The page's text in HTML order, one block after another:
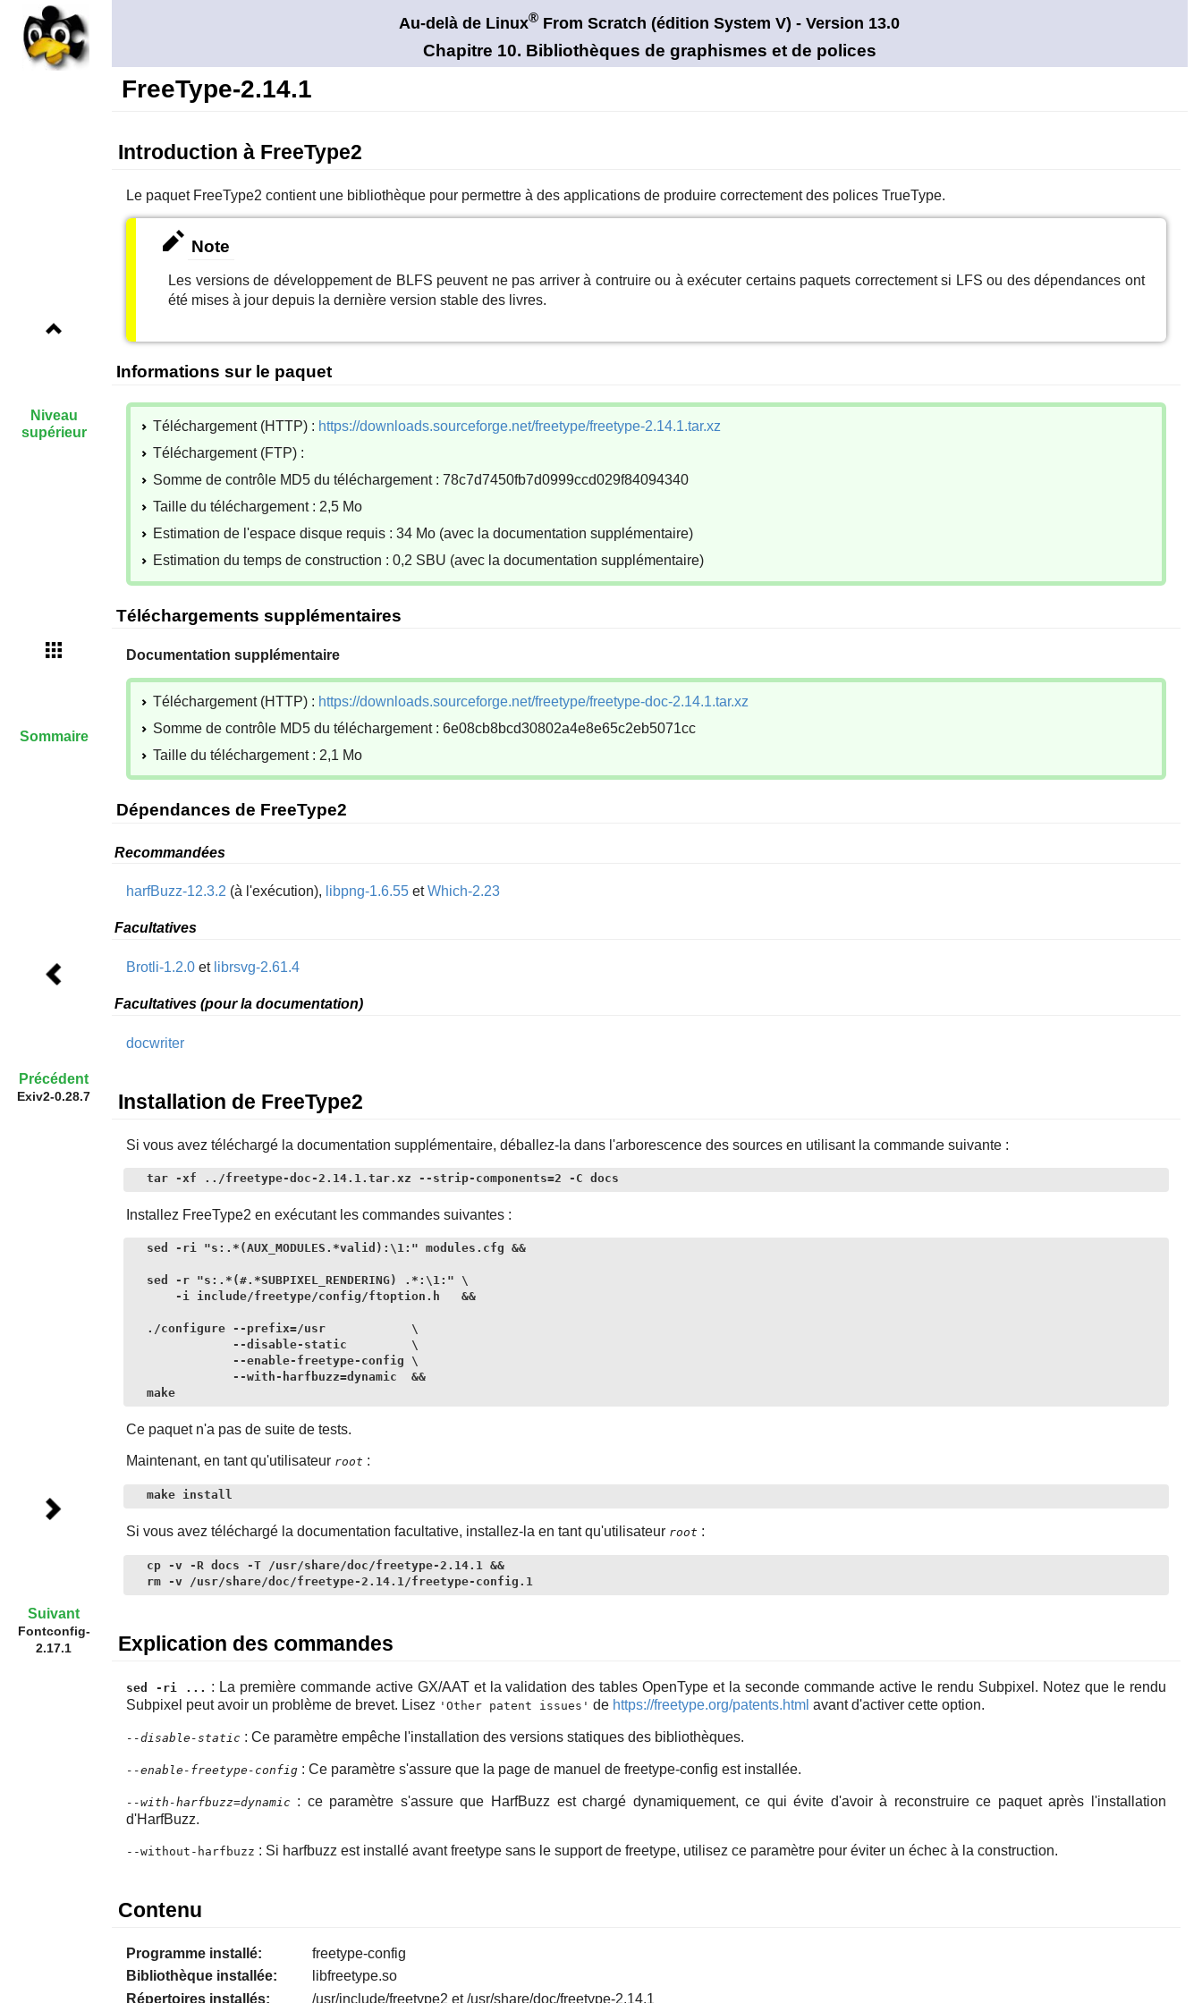
Au-delà de Linux® From Scratch (éditionSystem V) - Version 13.0
Chapitre 10. Bibliothèques de graphismes et de polices
FreeType-2.14.1
Introduction à FreeType2
Le paquet FreeType2 contient une bibliothèque pour permettre à des applications de produire correctement des polices TrueType.
Note
Les versions de développement de BLFS peuvent ne pas arriver à contruire ou à exécuter certains paquets correctement si LFS ou des dépendances ont
été mises à jour depuis la dernière version stable des livres.
Informations sur le paquet
Téléchargement (HTTP) : https://downloads.sourceforge.net/freetype/freetype-2.14.1.tar.xz
Téléchargement (FTP) :
Somme de contrôle MD5 du téléchargement : 78c7d7450fb7d0999ccd029f84094340
Taille du téléchargement : 2,5 Mo
Estimation de l'espace disque requis : 34 Mo (avec la documentation supplémentaire)
Estimation du temps de construction : 0,2 SBU (avec la documentation supplémentaire)
Téléchargements supplémentaires
Documentation supplémentaire
Téléchargement (HTTP) : https://downloads.sourceforge.net/freetype/freetype-doc-2.14.1.tar.xz
Somme de contrôle MD5 du téléchargement : 6e08cb8bcd30802a4e8e65c2eb5071cc
Taille du téléchargement : 2,1 Mo
Dépendances de FreeType2
Recommandées
harfBuzz-12.3.2 (à l'exécution), libpng-1.6.55etWhich-2.23
Facultatives
Brotli-1.2.0et librsvg-2.61.4
Facultatives (pour la documentation)
docwriter
Installation de FreeType2
Si vous avez téléchargé la documentation supplémentaire, déballez-la dans l'arborescence des sources en utilisant la commande suivante :
tar -xf ../freetype-doc-2.14.1.tar.xz --strip-components=2 -C docs
Installez FreeType2 en exécutant les commandes suivantes :
sed -ri "s:.*(AUX_MODULES.*valid):\1:" modules.cfg &&
sed -r "s:.*(#.*SUBPIXEL_RENDERING) .*:\1:" \
    -i include/freetype/config/ftoption.h   &&
./configure --prefix=/usr            \
            --disable-static         \
            --enable-freetype-config \
            --with-harfbuzz=dynamic  &&
make
Ce paquet n'a pas de suite de tests.
Maintenant, en tant qu'utilisateur root :
make install
Si vous avez téléchargé la documentation facultative, installez-la en tant qu'utilisateur root :
cp -v -R docs -T /usr/share/doc/freetype-2.14.1 &&
rm -v /usr/share/doc/freetype-2.14.1/freetype-config.1
Explication des commandes
sed -ri ... : La première commande active GX/AAT et la validation des tables OpenType et la seconde commande active le rendu Subpixel. Notez que le rendu
Subpixel peut avoir un problème de brevet. Lisez 'Other patent issues' de https://freetype.org/patents.html avant d'activer cette option.
--disable-static : Ce paramètre empêche l'installation des versions statiques des bibliothèques.
--enable-freetype-config: Ce paramètre s'assure que la page de manuel de freetype-config est installée.
--with-harfbuzz=dynamic : ce paramètre s'assure que HarfBuzz est chargé dynamiquement, ce qui évite d'avoir à reconstruire ce paquet après l'installation
d'HarfBuzz.
--without-harfbuzz : Si harfbuzz est installé avantfreetypesans le support de freetype, utilisez ce paramètre pour éviter un échec à la construction.
Contenu
Programme installé:
freetype-config
Bibliothèque installée:
libfreetype.so
Répertoires installés:
/usr/include/freetype2 et /usr/share/doc/freetype-2.14.1
Précédent
Exiv2-0.28.7
Suivant
Fontconfig-
2.17.1
Niveau
supérieur
Sommaire